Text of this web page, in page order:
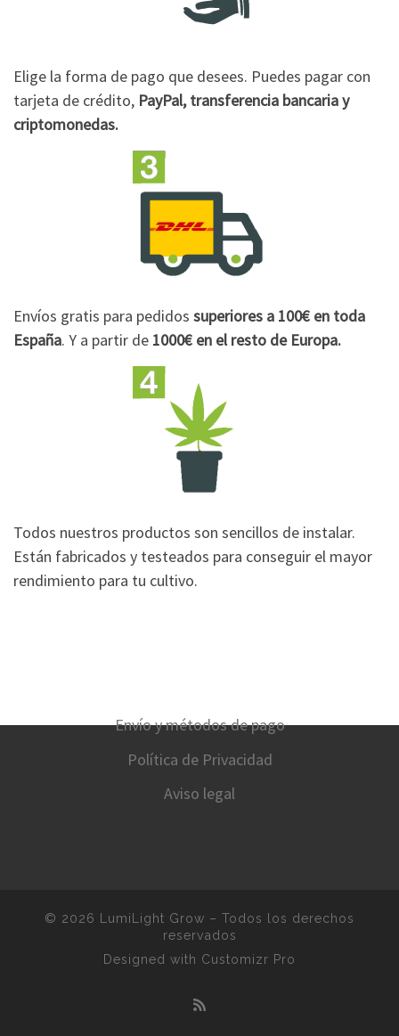
Elige la forma de pago que desees. Puedes pagar con
tarjeta de crédito, PayPal, transferencia bancaria y
criptomonedas.
Envíos gratis para pedidos superiores a 100€ en toda
España. Y a partir de 1000€ en el resto de Europa.
Todos nuestros productos son sencillos de instalar.
Están fabricados y testeados para conseguir el mayor
rendimiento para tu cultivo.
Envío y métodos de pago
Política de Privacidad
Aviso legal
© 2026 LumiLight Grow – Todos los derechos
reservados
Designed with Customizr Pro